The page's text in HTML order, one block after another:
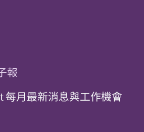
報
每月最新消息與工作機會